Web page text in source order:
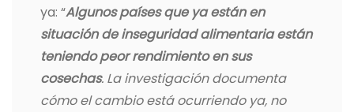
ya: “Algunos países que ya están en
situación de inseguridad alimentaria están
teniendo peor rendimiento en sus
cosechas. La investigación documenta
cómo el cambio está ocurriendo ya, no